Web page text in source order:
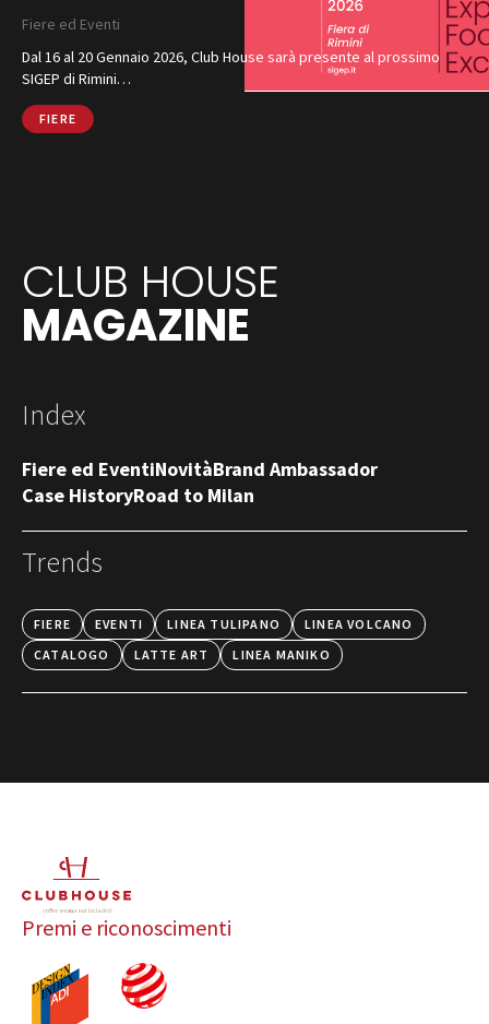
Fiere ed Eventi
Dal 16 al 20 Gennaio 2026, Club House sarà presente al prossimo
SIGEP di Rimini…
FIERE
CLUB HOUSE
MAGAZINE
Index
Fiere ed EventiNovitàBrand Ambassador
Case HistoryRoad to Milan
Trends
FIERE EVENTI LINEA TULIPANO
LINEA VOLCANO
CATALOGO
LATTE ART LINEA MANIKO
Premi e riconoscimenti